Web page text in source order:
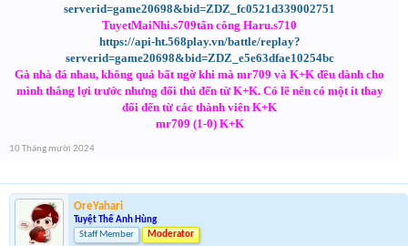
serverid=game20698&bid=ZDZ_fc0521d339002751
TuyetMaiNhi.s709tấn công Haru.s710
https://api-ht.568play.vn/battle/replay?
serverid=game20698&bid=ZDZ_e5e63dfae10254bc
Gà nhà đá nhau, không quá bất ngờ khi mà mr709 và K+K đều dành cho
mình thắng lợi trước nhưng đối thủ đến từ K+K. Có lẽ nên có một ít thay
đổi đến từ các thành viên K+K
mr709 (1-0) K+K
10 Tháng mười 2024
OreYahari
Tuyệt Thế Anh Hùng
Staff Member
Moderator